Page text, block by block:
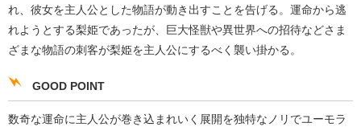
れ、彼女を主人公とした物語が動き出すことを告げる。運命から逃
れようとする梨姫であったが、巨大怪獣や異世界への招待などさま
ざまな物語の刺客が梨姫を主人公にするべく襲い掛かる。
GOOD POINT
数奇な運命に主人公が巻き込まれいく展開を独特なノリでユーモラ